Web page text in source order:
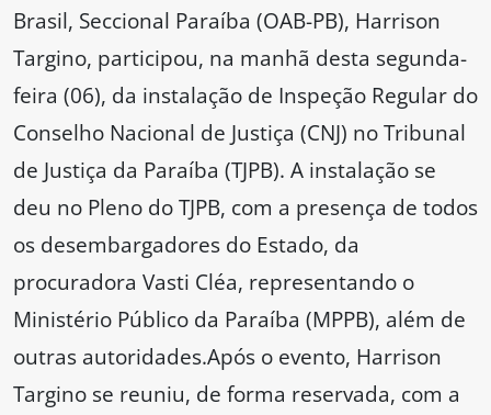
Brasil, Seccional Paraíba (OAB-PB), Harrison
Targino, participou, na manhã desta segunda-
feira (06), da instalação de Inspeção Regular do
Conselho Nacional de Justiça (CNJ) no Tribunal
de Justiça da Paraíba (TJPB). A instalação se
deu no Pleno do TJPB, com a presença de todos
os desembargadores do Estado, da
procuradora Vasti Cléa, representando o
Ministério Público da Paraíba (MPPB), além de
outras autoridades.Após o evento, Harrison
Targino se reuniu, de forma reservada, com a